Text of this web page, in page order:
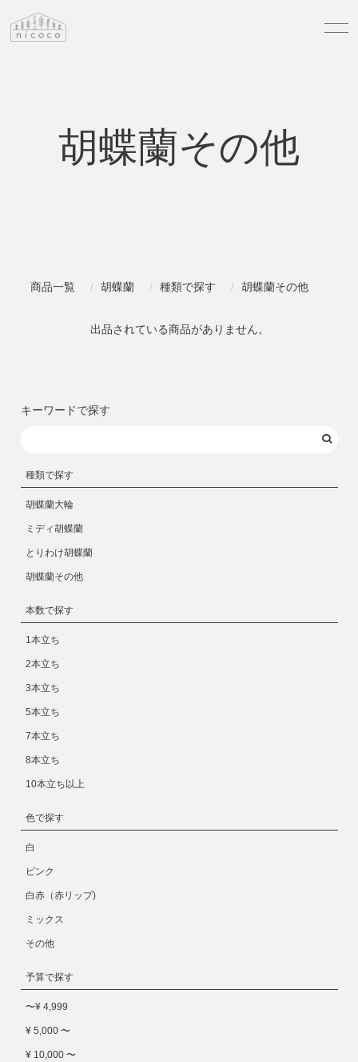
胡蝶蘭その他
商品一覧 胡蝶蘭 種類で探す 胡蝶蘭その他
出品されている商品がありません。
キーワードで探す
種類で探す
胡蝶蘭大輪
ミディ胡蝶蘭
とりわけ胡蝶蘭
胡蝶蘭その他
本数で探す
1本立ち
2本立ち
3本立ち
5本立ち
7本立ち
8本立ち
10本立ち以上
色で探す
白
ピンク
白赤（赤リップ)
ミックス
その他
予算で探す
〜¥ 4,999
¥ 5,000 〜
¥ 10,000 〜